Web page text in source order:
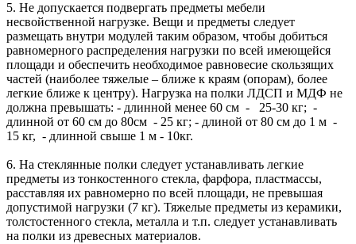
5. Не допускается подвергать предметы мебели
несвойственной нагрузке. Вещи и предметы следует
размещать внутри модулей таким образом, чтобы добиться
равномерного распределения нагрузки по всей имеющейся
площади и обеспечить необходимое равновесие скользящих
частей (наиболее тяжелые – ближе к краям (опорам), более
легкие ближе к центру). Нагрузка на полки ЛДСП и МДФ не
должна превышать: - длинной менее 60 см - 25-30 кг; -
длинной от 60 см до 80см - 25 кг; - длиной от 80 см до 1 м -
15 кг, - длинной свыше 1 м - 10кг.
6. На стеклянные полки следует устанавливать легкие
предметы из тонкостенного стекла, фарфора, пластмассы,
расставляя их равномерно по всей площади, не превышая
допустимой нагрузки (7 кг). Тяжелые предметы из керамики,
толстостенного стекла, металла и т.п. следует устанавливать
на полки из древесных материалов.